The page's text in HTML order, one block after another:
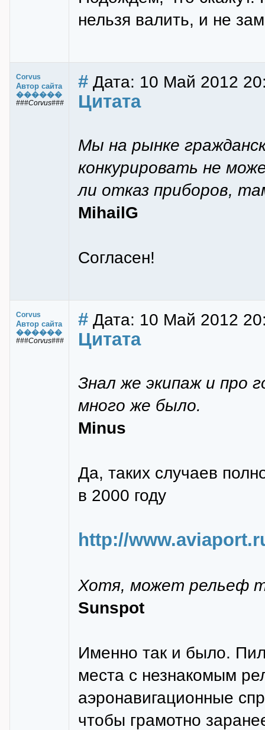
нельзя валить, и не
Corvus
Автор сайта
������
###Corvus###
# Дата: 10 Май 2012
Цитата
Мы на рынке
конкурировать не
ли отказ приборов,
MihailG
Согласен!
Corvus
Автор сайта
������
###Corvus###
# Дата: 10 Май 2012
Цитата
Знал же экипаж и про
много же было.
Minus
Да, таких случаев
в 2000 году
http://
Хотя, может рельеф
Sunspot
Именно так и было.
места с незнакомым
аэронавигационные
чтобы грамотно